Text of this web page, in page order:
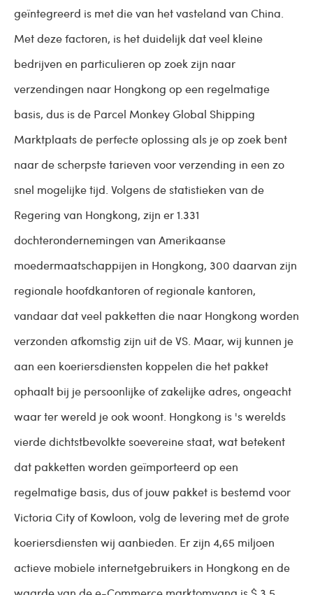
geïntegreerd is met die van het vasteland van China.
Met deze factoren, is het duidelijk dat veel kleine
bedrijven en particulieren op zoek zijn naar
verzendingen naar Hongkong op een regelmatige
basis, dus is de Parcel Monkey Global Shipping
Marktplaats de perfecte oplossing als je op zoek bent
naar de scherpste tarieven voor verzending in een zo
snel mogelijke tijd. Volgens de statistieken van de
Regering van Hongkong, zijn er 1.331
dochterondernemingen van Amerikaanse
moedermaatschappijen in Hongkong, 300 daarvan zijn
regionale hoofdkantoren of regionale kantoren,
vandaar dat veel pakketten die naar Hongkong worden
verzonden afkomstig zijn uit de VS. Maar, wij kunnen je
aan een koeriersdiensten koppelen die het pakket
ophaalt bij je persoonlijke of zakelijke adres, ongeacht
waar ter wereld je ook woont. Hongkong is 's werelds
vierde dichtstbevolkte soevereine staat, wat betekent
dat pakketten worden geïmporteerd op een
regelmatige basis, dus of jouw pakket is bestemd voor
Victoria City of Kowloon, volg de levering met de grote
koeriersdiensten wij aanbieden. Er zijn 4,65 miljoen
actieve mobiele internetgebruikers in Hongkong en de